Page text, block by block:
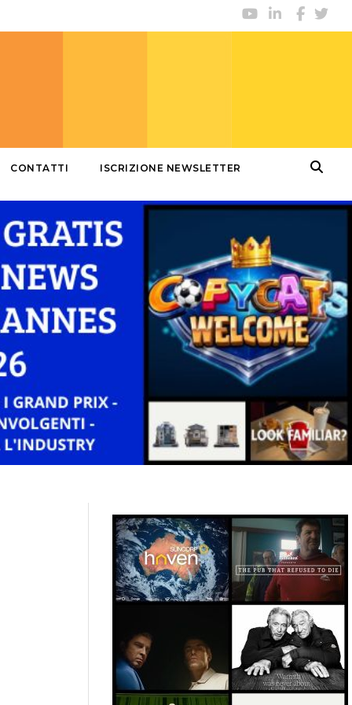
CONTATTI ISCRIZIONE NEWSLETTER